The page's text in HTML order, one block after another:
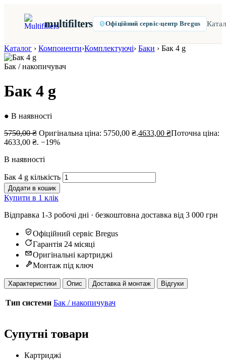
multifilters Офіційний сервіс-центр Bregus
Каталог › Компоненти›Комплектуючі› Баки › Бак 4 g
Бак / накопичувач
Бак 4 g
● В наявності
5750,00₴ Оригінальна ціна: 5750,00 ₴.4633,00 ₴Поточна ціна:
4633,00 ₴. −19%
В наявності
Бак 4 g кількість
Додати в кошик
Купити в 1 клік
Відправка 1-3 робочі дні · безкоштовна доставка від 3 000 грн
Офіційний сервіс Bregus
Гарантія 24 місяці
Оригінальні картриджі
Монтаж під ключ
Характеристики Опис Доставка й монтаж Відгуки
Тип системи Бак / накопичувач
Супутні товари
Картриджі